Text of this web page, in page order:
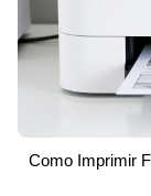
Como Imprimir